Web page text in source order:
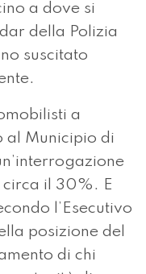
a dove si
della Polizia
suscitato
a
al Municipio di
il 30%. E
l’Esecutivo
posizione del
di chi